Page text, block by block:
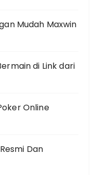
Mudah Maxwin
di Link dari
Online
Dan